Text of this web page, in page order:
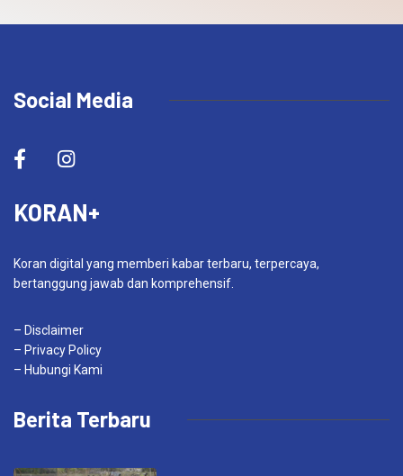
Social Media
KORAN+
Koran digital yang memberi kabar terbaru, terpercaya,
bertanggung jawab dan komprehensif.
– Disclaimer
– Privacy Policy
– Hubungi Kami
Berita Terbaru